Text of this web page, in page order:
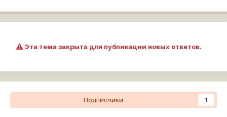
Эта тема закрыта для публикации новых ответов.
Подписчики 1